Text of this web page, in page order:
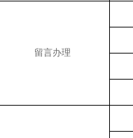
留言办理